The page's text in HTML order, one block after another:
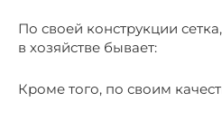
По своей конструкции
в хозяйстве бывает:
Кроме того, по своим